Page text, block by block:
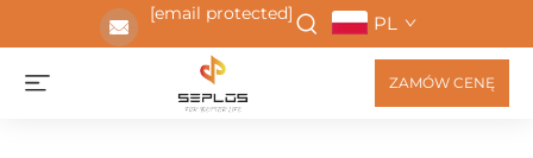
[email protected] PL
ZAMÓW CENĘ